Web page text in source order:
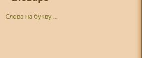
Слова на букву ...